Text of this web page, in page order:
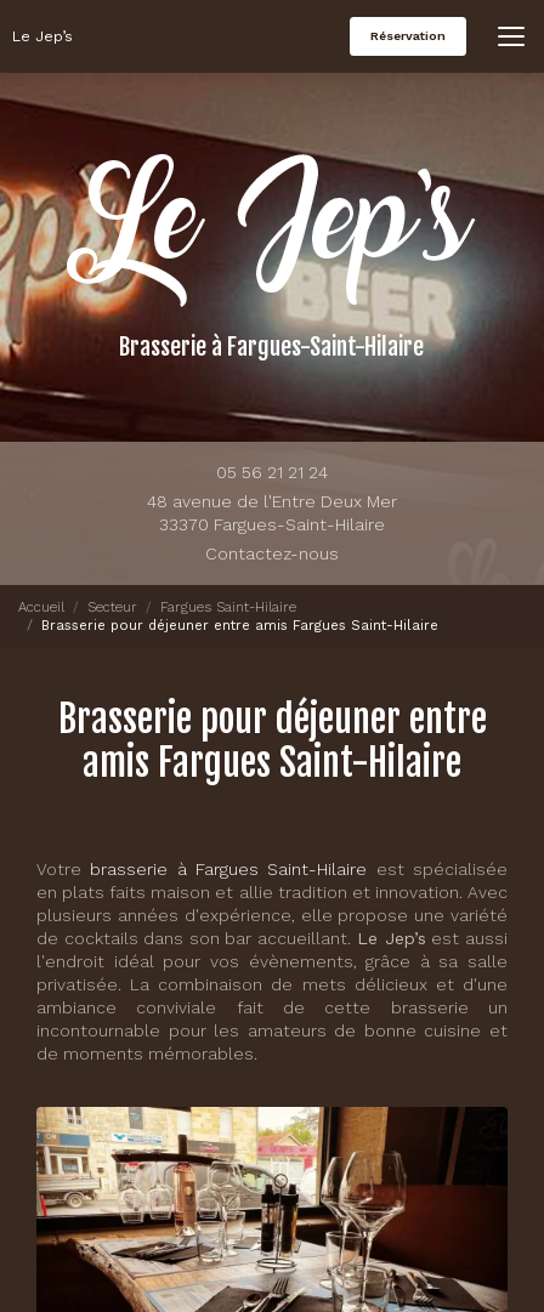
auLe Jep’s Réservation
Brasserie à Fargues-Saint-Hilaire
05 56 21 21 24
48 avenue de l'Entre Deux Mer
33370 Fargues-Saint-Hilaire
Contactez-nous
Accueil Secteur
Fargues Saint-Hilaire
Brasserie pour déjeuner entre amis Fargues Saint-Hilaire
Brasserie pour déjeuner entre
amis Fargues Saint-Hilaire
Votre brasserie à Fargues Saint-Hilaire est spécialisée
en plats faits maison et allie tradition et innovation. Avec
plusieurs années d'expérience, elle propose une variété
de cocktails dans son bar accueillant.
Le Jep’s est aussi
l'endroit idéal pour vos évènements, grâce à sa salle
privatisée. La combinaison de mets délicieux et d'une
ambiance conviviale fait de cette brasserie un
incontournable pour les amateurs de bonne cuisine et
de moments mémorables.